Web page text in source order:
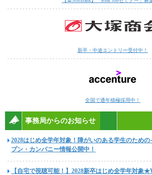
新卒・中途エントリー受付中！
全国で通年積極採用中！
事務局からのお知らせ
2028はじめ全学年対象！障がいのある学生のため
プン・カンパニー情報公開中！
【自宅で視聴可能！】2028新卒はじめ全学年対象